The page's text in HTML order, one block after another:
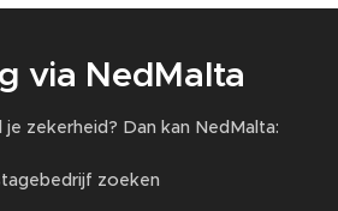
via NedMalta
zekerheid? Dan kan NedMalta:
zoeken